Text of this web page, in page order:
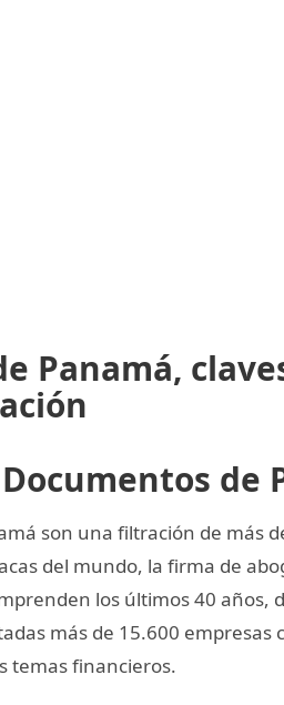
Panamá,
de
son una filtración de más
del mundo, la firma de
los últimos 40 años,
más de 15.600 empresas
temas financieros.